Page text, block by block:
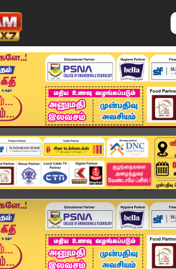
அண்மை தமிழ்நாடு சினிமா
MGR NTR வரிசையில் தனி வரலாறு படைத்த TVK